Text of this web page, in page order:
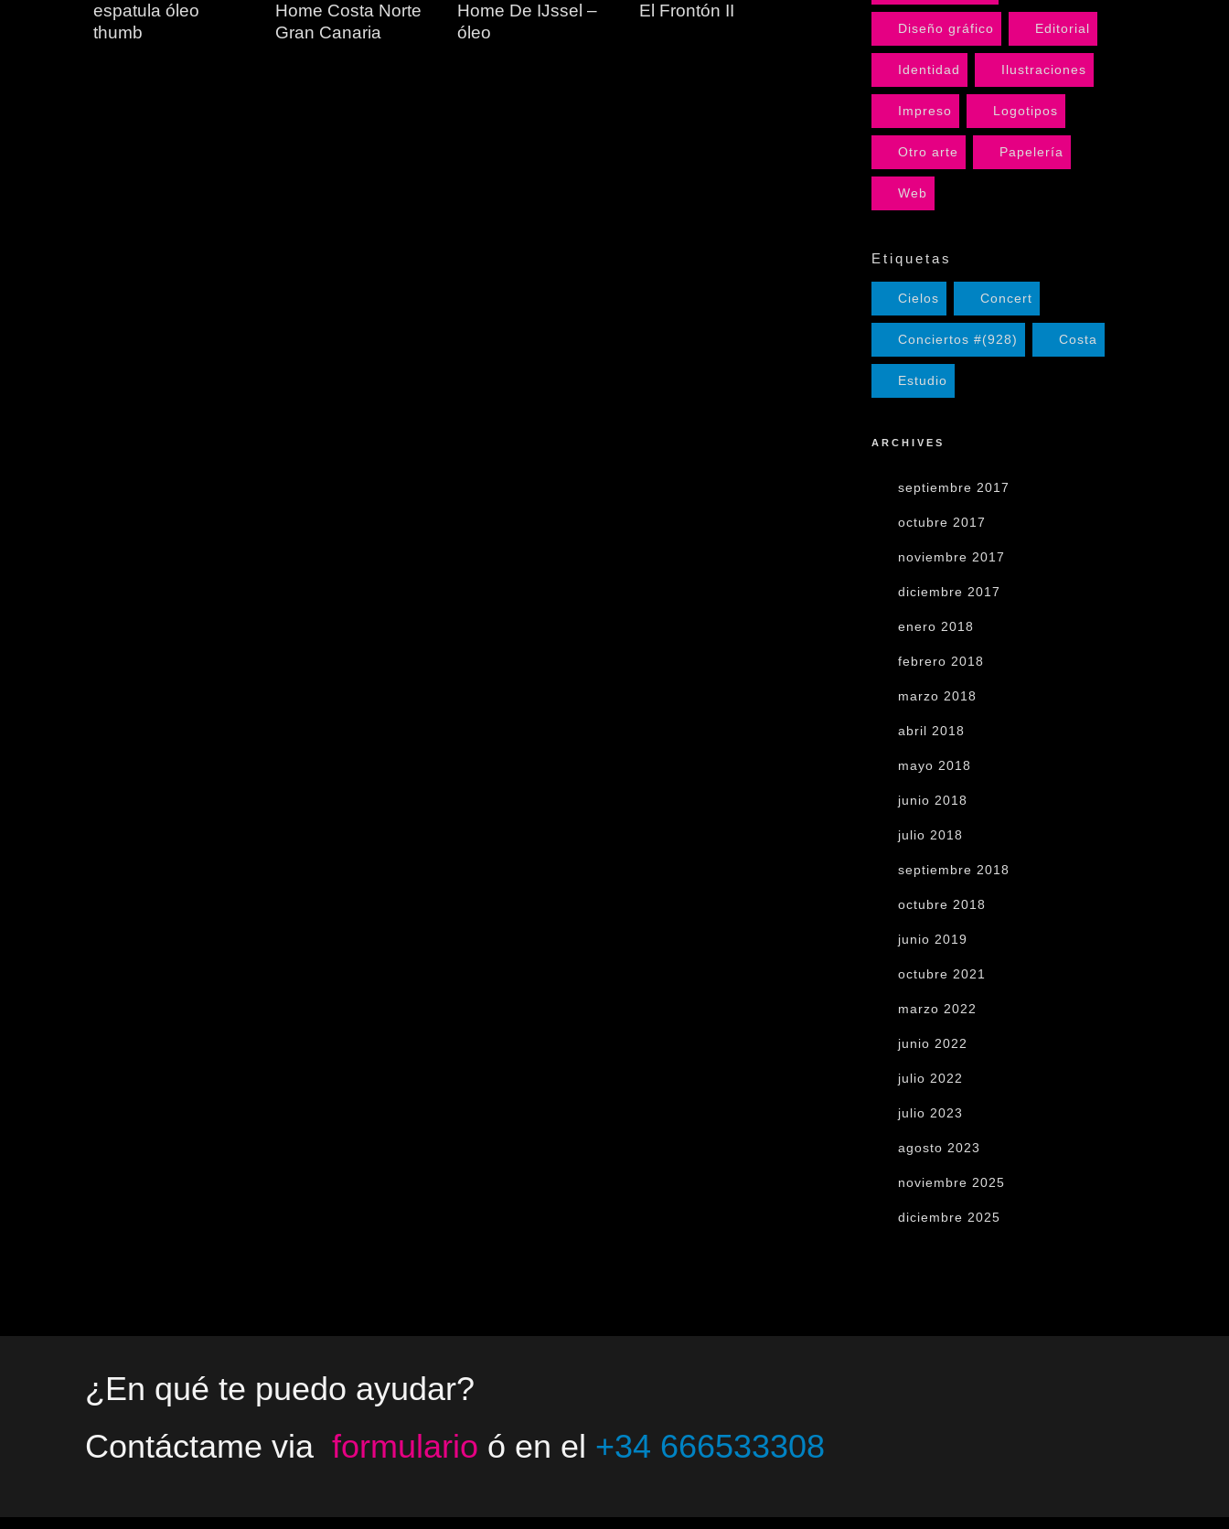
espatula óleo
thumb
Home Costa Norte
Gran Canaria
Home De IJssel –
óleo
El Frontón II
Diseño gráfico Editorial
Identidad Ilustraciones
Impreso Logotipos
Otro arte Papelería
Web
Etiquetas
Cielos Concert
Conciertos #(928) Costa
Estudio
ARCHIVES
septiembre 2017
octubre 2017
noviembre 2017
diciembre 2017
enero 2018
febrero 2018
marzo 2018
abril 2018
mayo 2018
junio 2018
julio 2018
septiembre 2018
octubre 2018
junio 2019
octubre 2021
marzo 2022
junio 2022
julio 2022
julio 2023
agosto 2023
noviembre 2025
diciembre 2025
¿En qué te puedo ayudar?
Contáctame via formulario ó en el +34 666533308